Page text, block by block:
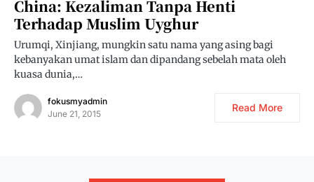
China: Kezaliman Tanpa Henti
Terhadap Muslim Uyghur
Urumqi, Xinjiang, mungkin satu nama yang asing bagi
kebanyakan umat islam dan dipandang sebelah mata oleh
kuasa dunia,…
fokusmyadmin
June 21, 2015
Read More